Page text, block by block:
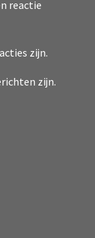
reactie
zijn.
zijn.